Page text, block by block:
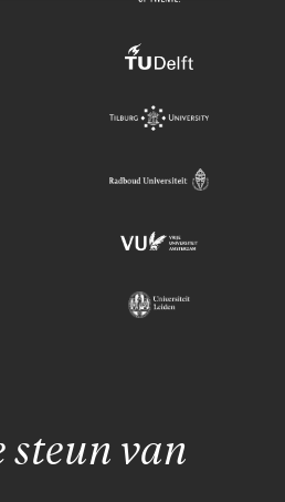
steun van